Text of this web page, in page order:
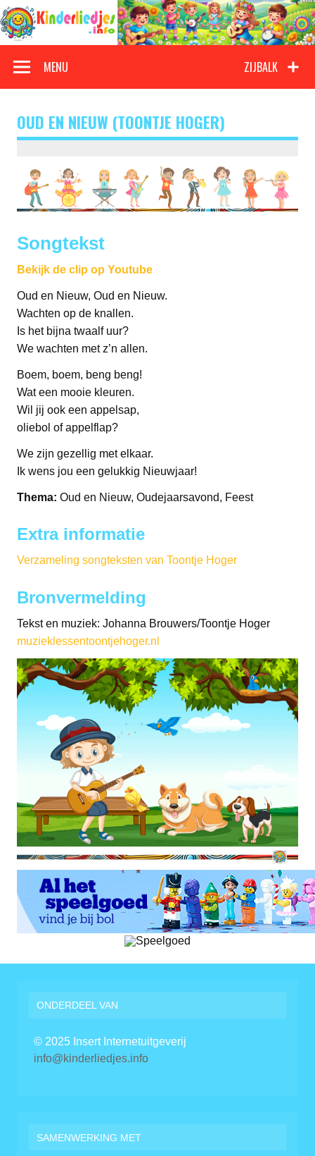
Doorgaan
naar
inhoud
Kinderliedjes
ZIJBALK
MENU
OUD EN NIEUW (TOONTJE HOGER)
Songtekst
Bekijk de clip op Youtube
Oud en Nieuw, Oud en Nieuw.
Wachten op de knallen.
Is het bijna twaalf uur?
We wachten met z’n allen.
Boem, boem, beng beng!
Wat een mooie kleuren.
Wil jij ook een appelsap,
oliebol of appelflap?
We zijn gezellig met elkaar.
Ik wens jou een gelukkig Nieuwjaar!
Thema: Oud en Nieuw, Oudejaarsavond, Feest
Extra informatie
Verzameling songteksten van Toontje Hoger
Bronvermelding
Tekst en muziek: Johanna Brouwers/Toontje Hoger
muzieklessentoontjehoger.nl
ONDERDEEL VAN
© 2025 Insert Internetuitgeverij
info@kinderliedjes.info
SAMENWERKING MET